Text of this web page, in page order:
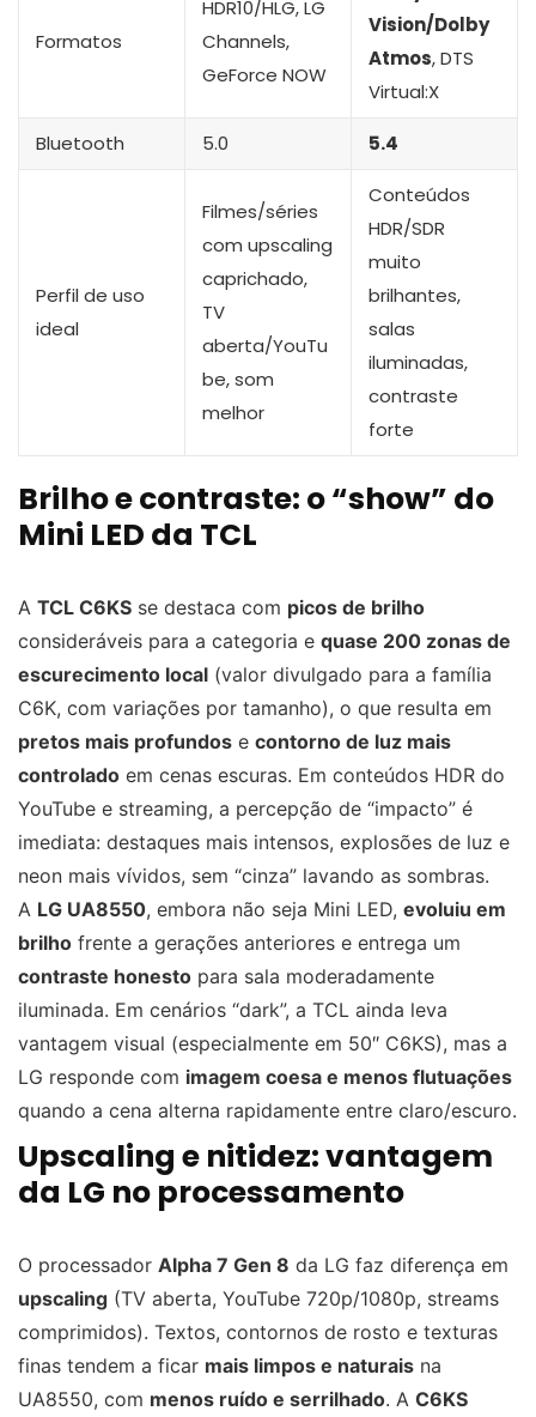
Formatos
HDR10/HLG, LG
Channels,
GeForce NOW
Vision/Dolby
Atmos, DTS
Virtual:X
Bluetooth 5.0 5.4
Perfil de uso
ideal
Filmes/séries
com upscaling
caprichado,
TV
aberta/YouTu
be, som
melhor
Conteúdos
HDR/SDR
muito
brilhantes,
salas
iluminadas,
contraste
forte
Brilho e contraste: o “show” do
Mini LED da TCL
A TCL C6KS se destaca com picos de brilho
consideráveis para a categoria e quase 200 zonas de
escurecimento local (valor divulgado para a família
C6K, com variações por tamanho), o que resulta em
pretos mais profundos e contorno de luz mais
controlado em cenas escuras. Em conteúdos HDR do
YouTube e streaming, a percepção de “impacto” é
imediata: destaques mais intensos, explosões de luz e
neon mais vívidos, sem “cinza” lavando as sombras.
A LG UA8550, embora não seja Mini LED, evoluiu em
brilho frente a gerações anteriores e entrega um
contraste honesto para sala moderadamente
iluminada. Em cenários “dark”, a TCL ainda leva
vantagem visual (especialmente em 50″ C6KS), mas a
LG responde com imagem coesa e menos flutuações
quando a cena alterna rapidamente entre claro/escuro.
Upscaling e nitidez: vantagem
da LG no processamento
O processador Alpha 7 Gen 8 da LG faz diferença em
upscaling (TV aberta, YouTube 720p/1080p, streams
comprimidos). Textos, contornos de rosto e texturas
finas tendem a ficar mais limpos e naturais na
UA8550, com menos ruído e serrilhado. A C6KS